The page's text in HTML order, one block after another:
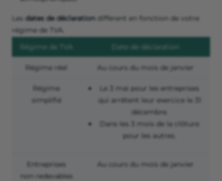
Les dates de déclarationdiffèrent en fonction de votre
régime de TVA.
Régime de TVA
Date de déclaration
Régime réel Au cours du mois de janvier
Régime
simplifié
Le 3 mai pour les entreprises
qui arrêtent leur exercice le 31
décembre.
Dans les 3 mois de la clôture
pour les autres.
Entreprises
non redevables
Au cours du mois de janvier